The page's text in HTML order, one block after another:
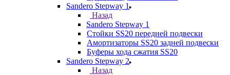
Sandero Stepway 1
Назад
Sandero Stepway 1
Стойки SS20 передней подвески
Амортизаторы SS20 задней подвески
Буферы хода сжатия SS20
Sandero Stepway 2
Назад